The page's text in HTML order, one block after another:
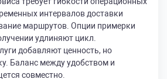
интервалов доставки
маршрутов. Опции примерки
удлиняют цикл.
добавляют ценность, но
Баланс между удобством и
совместно.